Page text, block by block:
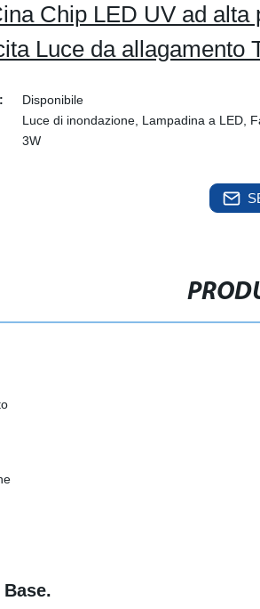
Chip LED UV ad
Luce da allagamento
Disponibile
Luce di inondazione, Lampadina a LED,
3W